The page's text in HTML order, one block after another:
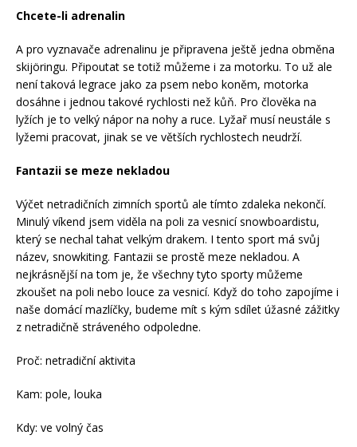
Chcete-li adrenalin
A pro vyznavače adrenalinu je připravena ještě jedna obměna
skijöringu. Připoutat se totiž můžeme i za motorku. To už ale
není taková legrace jako za psem nebo koněm, motorka
dosáhne i jednou takové rychlosti než kůň. Pro člověka na
lyžích je to velký nápor na nohy a ruce. Lyžař musí neustále s
lyžemi pracovat, jinak se ve větších rychlostech neudrží.
Fantazii se meze nekladou
Výčet netradičních zimních sportů ale tímto zdaleka nekončí.
Minulý víkend jsem viděla na poli za vesnicí snowboardistu,
který se nechal tahat velkým drakem. I tento sport má svůj
název, snowkiting. Fantazii se prostě meze nekladou. A
nejkrásnější na tom je, že všechny tyto sporty můžeme
zkoušet na poli nebo louce za vesnicí. Když do toho zapojíme i
naše domácí mazlíčky, budeme mít s kým sdílet úžasné zážitky
z netradičně stráveného odpoledne.
Proč: netradiční aktivita
Kam: pole, louka
Kdy: ve volný čas